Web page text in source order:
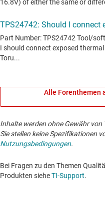
Alle Forenthemen
Inhalte werden ohne Gewähr
Sie stellen keine Spezifikationen
Nutzungsbedingungen.
Bei Fragen zu den Themen
Produkten sieheTI-Support. ​​​​​​​​​​​​​​